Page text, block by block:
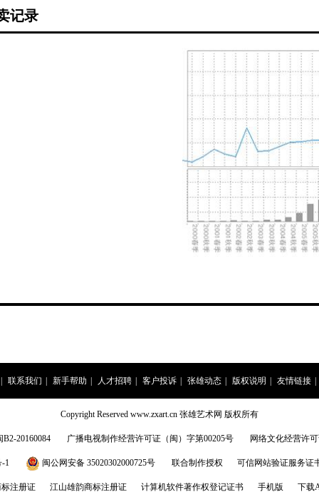
记录
联系我们 新手帮助 人才招聘 客户投诉 张雄动态 版权说明 友情链接
Copyright Reserved www.zxart.cn 张雄艺术网 版权所有
20160084 广播电视制作经营许可证（闽）字第00205号 网络文化经营许
-1 闽公网安备 35020302000725号 联合制作授权 可信网站验证服务证
注册证 江山雄韵商标注册证 计算机软件著作权登记证书 手机版 下载